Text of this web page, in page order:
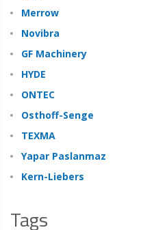
Merrow
Novibra
GF Machinery
HYDE
ONTEC
Osthoff-Senge
TEXMA
Yapar Paslanmaz
Kern-Liebers
Tags